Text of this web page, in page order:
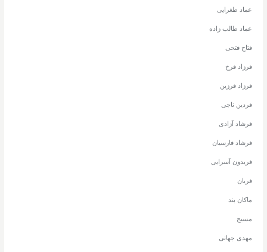
عماد طغرایی
عماد طالب زاده
فتاح فتحی
فرزاد فرخ
فرزاد فرزین
فردین ناجی
فرشاد آزادی
فرشاد فارسیان
فریدون آسرایی
فریان
ماکان بند
مسیح
مهدی جهانی